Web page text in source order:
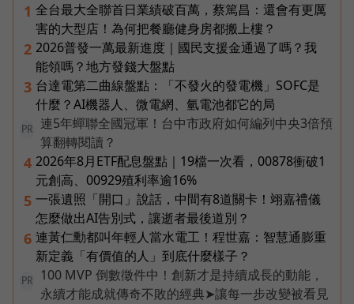
1 全台最大全聯首日業績破百萬，蔡篤昌：還會有更厲
害的大型店！為何把餐廳健身房都搬上樓？
2 2026普發一萬最新進度｜國民支援金通過了嗎？我
能領嗎？地方發錢大盤點
3 台達電第二曲線盤點：「不發火的發電機」SOFC是
什麼？AI機器人、微電網、氫電池都它的局
PR
連5年蟬聯全國冠軍！台中市政府如何編列中央3倍預
算翻轉閱讀？
4 2026年8月ETF配息盤點｜19檔一次看，00878衝破1
元創高、00929殖利率逾16%
5 一張遺照「開口」說話，中間有8道關卡！翊嘉禮儀
怎麼做出AI告別式，讓逝者最後道別？
6 連黃仁勳都叫年輕人當水電工！程世嘉：智慧通膨重
新定義「有價值的人」到底什麼樣子？
PR
100 MVP 倒數徵件中！創新才是持續成長的動能，
永續才能成就傳奇不敗的經典➤讓每一步改變被看見